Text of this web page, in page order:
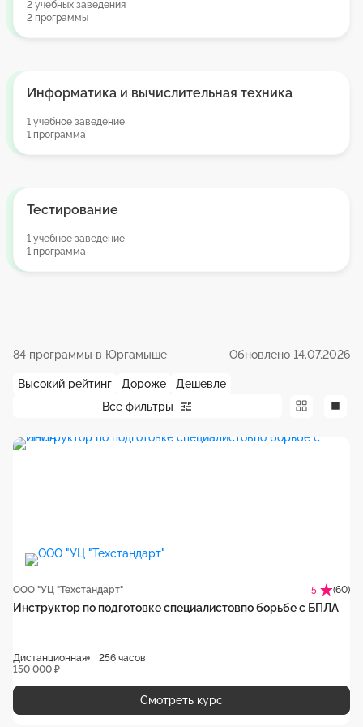
2 учебных заведения
2 программы
Информатика и вычислительная техника
1 учебное заведение
1 программа
Тестирование
1 учебное заведение
1 программа
84 программы в Юргамыше Обновлено 14.07.2026
Все фильтры
Высокий рейтинг Дороже Дешевле
ООО "УЦ "Техстандарт" 5 (60)
Инструктор по подготовке специалистовпо борьбе с БПЛА
Дистанционная
256 часов
150 000 ₽
Смотреть курс